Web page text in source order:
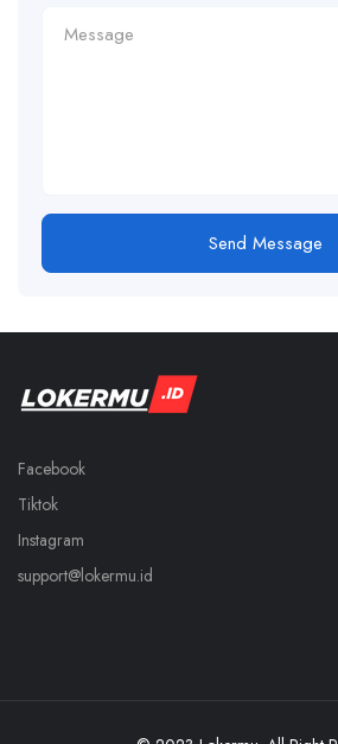
Send Message
Facebook
Tiktok
Instagram
support@lokermu.id